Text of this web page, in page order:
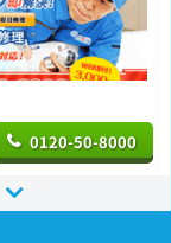
0120-50-8000